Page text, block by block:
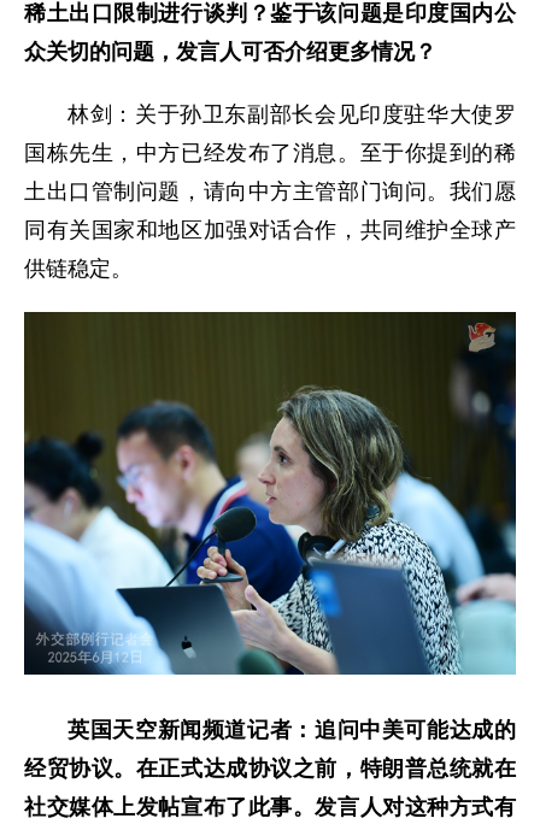
稀土出口限制进行谈判？鉴于该问题是印度国内公
众关切的问题，发言人可否介绍更多情况？
林剑：关于孙卫东副部长会见印度驻华大使罗
国栋先生，中方已经发布了消息。至于你提到的稀
土出口管制问题，请向中方主管部门询问。我们愿
同有关国家和地区加强对话合作，共同维护全球产
供链稳定。
英国天空新闻频道记者：追问中美可能达成的
经贸协议。在正式达成协议之前，特朗普总统就在
社交媒体上发帖宣布了此事。发言人对这种方式有